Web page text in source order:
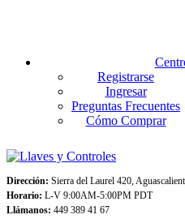
Registrarse
Ingresar
Preguntas Frecuentes
Cómo Comprar
Dirección: Sierra del Laurel 420,
Horario: L-V 9:00AM-5:00PM PDT
Llámanos: 449 389 41 67